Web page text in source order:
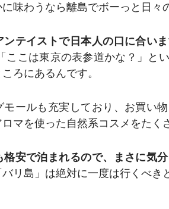
味わうなら離島でボーっと日々
ンテイストで日本人の口に合い
ここは東京の表参道かな？」と
ろにあるんです。
ールも充実しており、お買い
マを使った自然系コスメをたく
格安で泊まれるので、まさに気
リ島」は絶対に一度は行くべき